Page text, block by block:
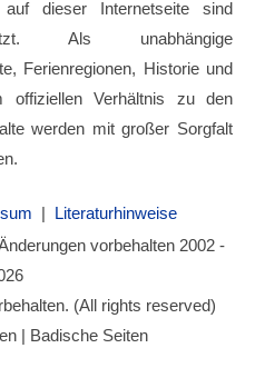
dieser Internetseite sind
Als unabhängige
Ferienregionen, Historie und
Verhältnis zu den
werden mit großer Sorgfalt
| Literaturhinweise
vorbehalten 2002 -
(All rights reserved)
| Badische Seiten